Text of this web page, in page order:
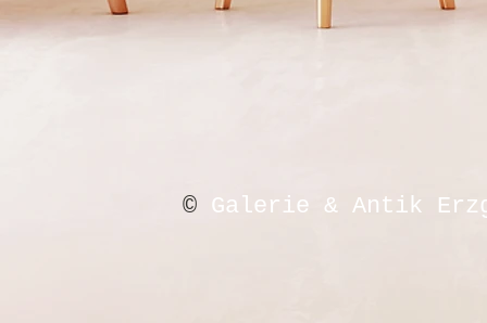
© Galerie & Antik